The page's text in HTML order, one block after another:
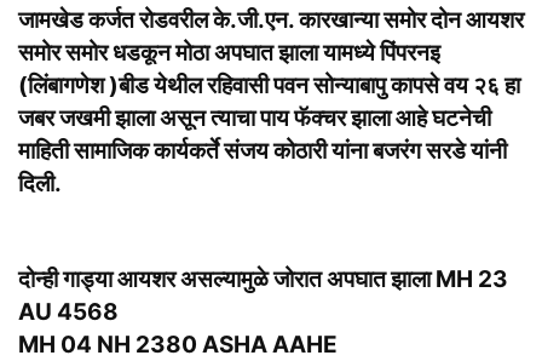
जामखेड कर्जत रोडवरील के.जी.एन. कारखान्या समोर दोन आयशर
समोर समोर धडकून मोठा अपघात झाला यामध्ये पिंपरनइ
(लिंबागणेश )बीड येथील रहिवासी पवन सोन्याबापु कापसे वय २६ हा
जबर जखमी झाला असून त्याचा पाय फॅक्चर झाला आहे घटनेची
माहिती सामाजिक कार्यकर्ते संजय कोठारी यांना बजरंग सरडे यांनी
दिली.
दोन्ही गाड्या आयशर असल्यामुळे जोरात अपघात झाला MH 23
AU 4568
MH 04 NH 2380 ASHA AAHE